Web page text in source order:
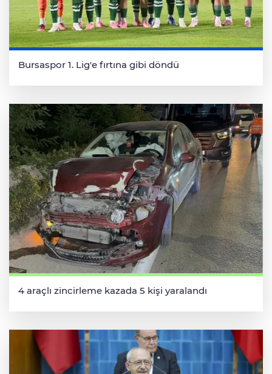
Bursaspor 1. Lig'e fırtına gibi döndü
4 araçlı zincirleme kazada 5 kişi yaralandı